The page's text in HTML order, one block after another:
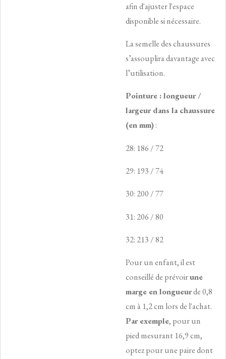
afin d'ajuster l'espace
disponible si nécessaire.
La semelle des chaussures
s’assouplira davantage avec
l’utilisation.
Pointure : longueur /
largeur dans la chaussure
(en mm):
28: 186 / 72
29: 193 / 74
30: 200 / 77
31: 206 / 80
32: 213 / 82
Pour un enfant, il est
conseillé de prévoirune
marge en longueurde 0,8
cm à 1,2 cm lors de l'achat.
Par exemple, pour un
pied mesurant 16,9 cm,
optez pour une paire dont